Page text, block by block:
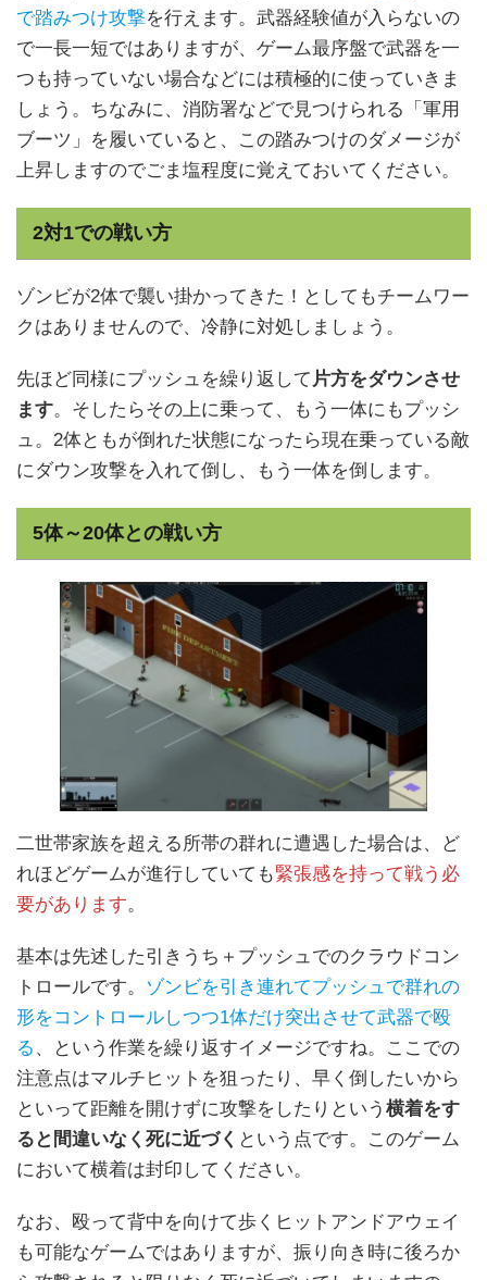
で踏みつけ攻撃を行えます。武器経験値が入らないの
で一長一短ではありますが、ゲーム最序盤で武器を一
つも持っていない場合などには積極的に使っていきま
しょう。ちなみに、消防署などで見つけられる「軍用
ブーツ」を履いていると、この踏みつけのダメージが
上昇しますのでごま塩程度に覚えておいてください。
2対1での戦い方
ゾンビが2体で襲い掛かってきた！としてもチームワー
クはありませんので、冷静に対処しましょう。
先ほど同様にプッシュを繰り返して 片方をダウンさせ
ます。そしたらその上に乗って、もう一体にもプッシ
ュ。2体ともが倒れた状態になったら現在乗っている敵
にダウン攻撃を入れて倒し、もう一体を倒します。
5体～20体との戦い方
二世帯家族を超える所帯の群れに遭遇した場合は、ど
れほどゲームが進行していても緊張感を持って戦う必
要があります。
基本は先述した引きうち＋プッシュでのクラウドコン
トロールです。 ゾンビを引き連れてプッシュで群れの
形をコントロールしつつ1体だけ突出させて武器で殴
る 、という作業を繰り返すイメージですね。ここでの
注意点はマルチヒットを狙ったり、早く倒したいから
といって距離を開けずに攻撃をしたりという 横着をす
ると間違いなく死に近づく という点です。このゲーム
において横着は封印してください。
なお、殴って背中を向けて歩くヒットアンドアウェイ
も可能なゲームではありますが、振り向き時に後ろか